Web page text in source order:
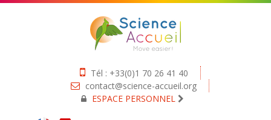
Tél : +33(0)1 70 26 41 40
contact@science-accueil.org
ESPACE PERSONNEL